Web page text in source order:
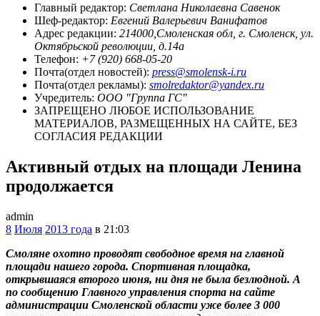
Главный редактор: Светлана Николаевна Савенок
Шеф-редактор: Евгений Валерьевич Ванифатов
Адрес редакции: 214000,Смоленская обл, г. Смоленск, ул.
Октябрьской революции, д.14а
Телефон: +7 (920) 668-05-20
Почта(отдел новостей): press@smolensk-i.ru
Почта(отдел рекламы): smolredaktor@yandex.ru
Учредитель: ООО "Группа ГС"
ЗАПРЕЩЕНО ЛЮБОЕ ИСПОЛЬЗОВАНИЕ
МАТЕРИАЛОВ, РАЗМЕЩЕННЫХ НА САЙТЕ, БЕЗ
СОГЛАСИЯ РЕДАКЦИИ
Активный отдых на площади Ленина
продолжается
admin
8 Июля 2013 года в 21:03
Смоляне охотно проводят свободное время на главной
площади нашего города. Спортивная площадка,
открывшаяся второго июня, ни дня не была безлюдной. А
по сообщению Главного управления спорта на сайте
администрации Смоленской области уже более 3 000